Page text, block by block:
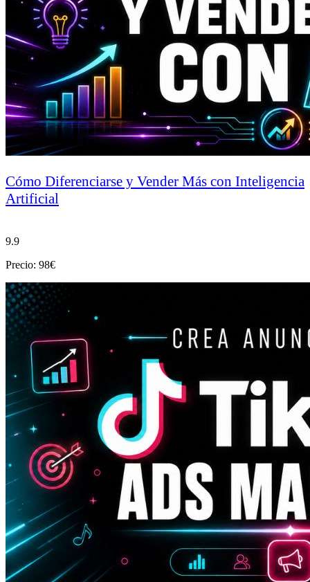
Cómo Diferenciarse y Vender Más con Inteligencia
Artificial
9.9
Precio: 98€